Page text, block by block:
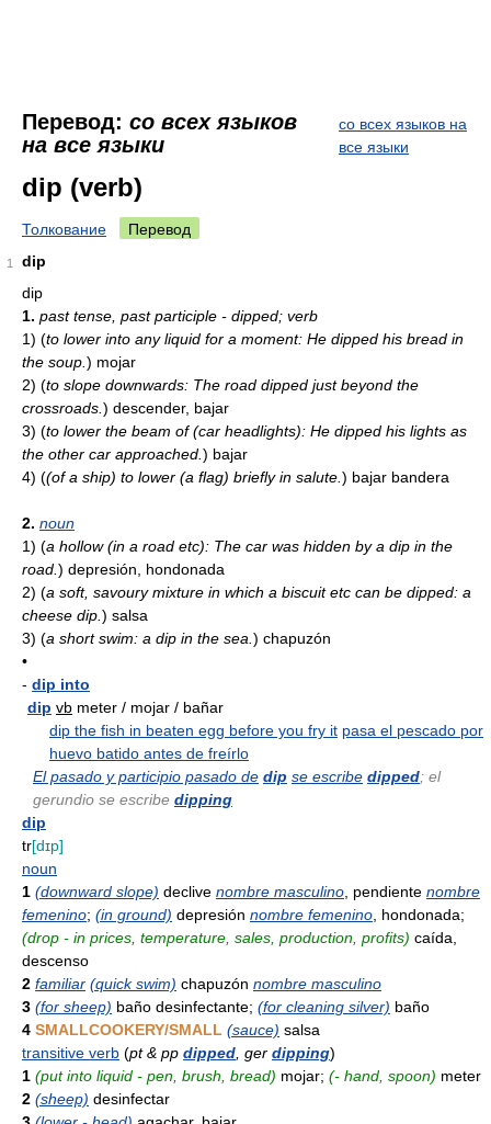
Перевод: со всех языков
на все языки
со всех языков на
все языки
dip (verb)
Толкование Перевод
1
dip
dip
1. past tense, past participle - dipped; verb
1) (to lower into any liquid for a moment: He dipped his bread in
the soup. ) mojar
2) (to slope downwards: The road dipped just beyond the
crossroads. ) descender, bajar
3) (to lower the beam of (car headlights): He dipped his lights as
the other car approached. ) bajar
4) ((of a ship) to lower (a flag) briefly in salute. ) bajar bandera
2. noun
1) (a hollow (in a road etc): The car was hidden by a dip in the
road. ) depresión, hondonada
2) (a soft, savoury mixture in which a biscuit etc can be dipped: a
cheese dip. ) salsa
3) (a short swim: a dip in the sea. ) chapuzón
•
- dip into
dip vb meter / mojar / bañar
dip the fish in beaten egg before you fry it pasa el pescado por
huevo batido antes de freírlo
El pasado y participio pasado de dip se escribe dipped; el
gerundio se escribe dipping
dip
tr[dɪp]
noun
1 (downward slope) declive nombre masculino , pendiente nombre
femenino; (in ground) depresión nombre femenino , hondonada;
(drop - in prices, temperature, sales, production, profits) caída,
descenso
2 familiar (quick swim) chapuzón nombre masculino
3 (for sheep) baño desinfectante; (for cleaning silver) baño
4 SMALLCOOKERY/SMALL (sauce) salsa
transitive verb (pt & pp dipped , ger dipping)
1 (put into liquid - pen, brush, bread) mojar; (- hand, spoon) meter
2 (sheep) desinfectar